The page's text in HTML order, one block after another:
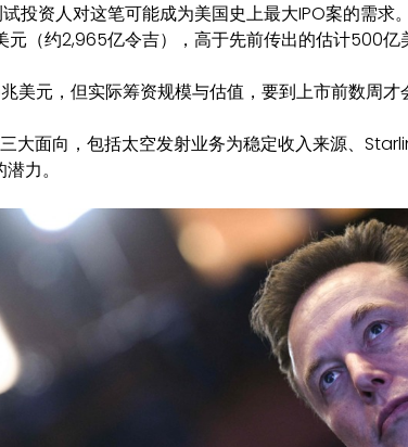
投资人对这笔可能成为美国史上最大IPO案的需求
（约2,965亿令吉），高于先前传出的估计500亿
美元，但实际筹资规模与估值，要到上市前数周才
大面向，包括太空发射业务为稳定收入来源、
力。